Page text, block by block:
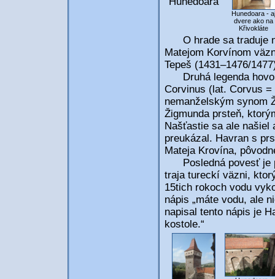
Hunedoara - aj
dvere ako na
Křivokláte
O hrade sa traduje
Matejom Korvínom
Tepeš (1431–1476/
Druhá legenda
Corvinus (lat. Corvus
nemanželským synom
Žigmunda prsteň,
Našťastie sa ale našiel
preukázal. Havran s
Mateja Krovína,
Posledná povesť je
traja tureckí väzni,
15tich rokoch vodu
nápis „máte vodu, ale
napisal tento nápis je
kostole.“